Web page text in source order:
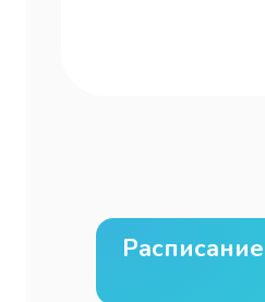
Расписание